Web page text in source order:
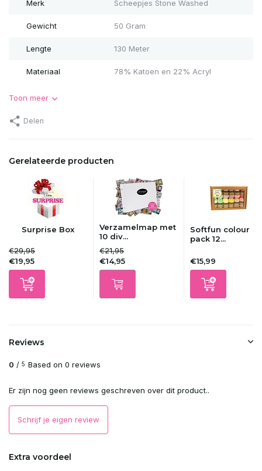
Merk Scheepjes Stone Washed
Gewicht 50 Gram
Lengte 130 Meter
Materiaal 78% Katoen en 22% Acryl
Toon meer
Delen
Gerelateerde producten
Surprise Box
€29,95
€19,95
Verzamelmap met
10 div...
€21,95
€14,95
Softfun colour
pack 12...
€15,99
Reviews
0 / 5 Based on 0 reviews
Er zijn nog geen reviews geschreven over dit product..
Schrijf je eigen review
Extra voordeel